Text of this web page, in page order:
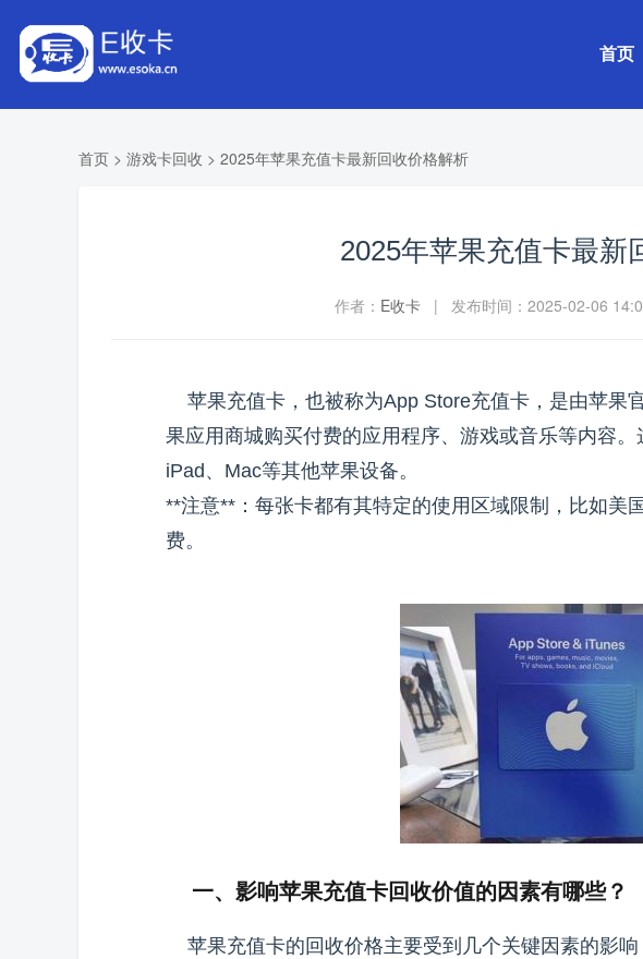
首页
首页 > 游戏卡回收 > 2025年苹果充值卡最新回收价格解析
2025年苹果充值卡最新
作者： E收卡| 发布时间：2025-02-06
苹果充值卡，也被称为App Store充值卡，是由苹果
果应用商城购买付费的应用程序、游戏或音乐等内容
iPad、Mac等其他苹果设备。
**注意**：每张卡都有其特定的使用区域限制，比如美
费。
一、影响苹果充值卡回收价值的因素有哪些？
苹果充值卡的回收价格主要受到几个关键因素的影